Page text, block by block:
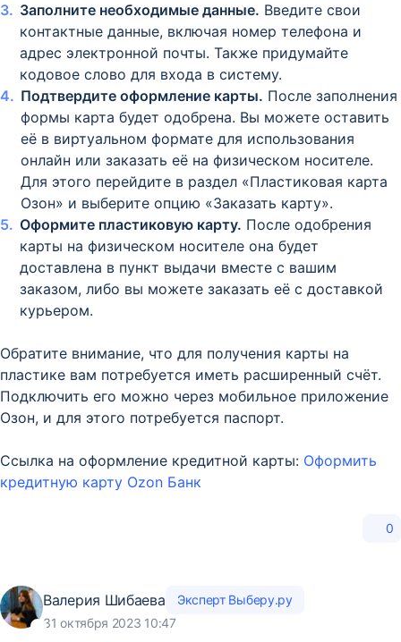
Заполните необходимые данные. Введите свои
контактные данные, включая номер телефона и
адрес электронной почты. Также придумайте
кодовое слово для входа в систему.
Подтвердите оформление карты. После заполнения
формы карта будет одобрена. Вы можете оставить
её в виртуальном формате для использования
онлайн или заказать её на физическом носителе.
Для этого перейдите в раздел «Пластиковая карта
Озон» и выберите опцию «Заказать карту».
Оформите пластиковую карту. После одобрения
карты на физическом носителе она будет
доставлена в пункт выдачи вместе с вашим
заказом, либо вы можете заказать её с доставкой
курьером.
Обратите внимание, что для получения карты на
пластике вам потребуется иметь расширенный счёт.
Подключить его можно через мобильное приложение
Озон, и для этого потребуется паспорт.
Ссылка на оформление кредитной карты: Оформить
кредитную карту Ozon Банк
0
Валерия Шибаева
Эксперт Выберу.ру
31 октября 2023 10:47